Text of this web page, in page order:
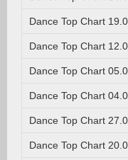
Dance Top Chart
Dance Top Chart
Dance Top Chart
Dance Top Chart
Dance Top Chart
Dance Top Chart